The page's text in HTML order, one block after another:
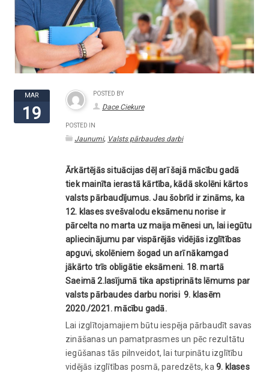
MAR
19
POSTED BY
Dace Ciekure
POSTED IN
Jaunumi, Valsts pārbaudes darbi
Ārkārtējās situācijas dēļ arī šajā mācību gadā
tiek mainīta ierastā kārtība, kādā skolēni kārtos
valsts pārbaudījumus. Jau šobrīd ir zināms, ka
12. klases svešvalodu eksāmenu norise ir
pārcelta no marta uz maija mēnesi un, lai iegūtu
apliecinājumu par vispārējās vidējās izglītības
apguvi, skolēniem šogad un arī nākamgad
jākārto trīs obligātie eksāmeni. 18. martā
Saeimā 2.lasījumā tika apstiprināts lēmums par
valsts pārbaudes darbu norisi 9. klasēm
2020./2021. mācību gadā.
Lai izglītojamajiem būtu iespēja pārbaudīt savas
zināšanas un pamatprasmes un pēc rezultātu
iegūšanas tās pilnveidot, lai turpinātu izglītību
vidējās izglītības posmā, paredzēts, ka 9. klases